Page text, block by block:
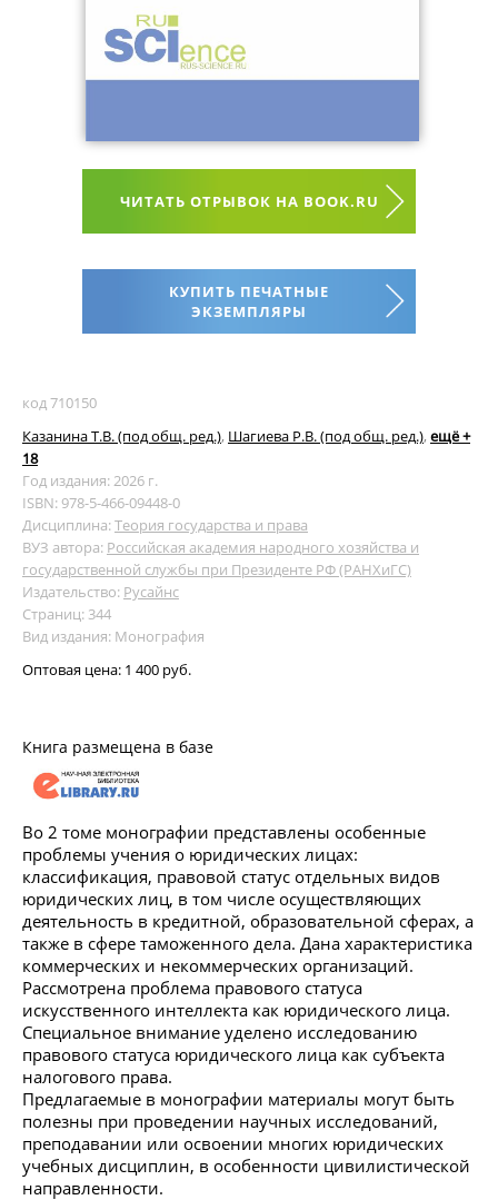
ЧИТАТЬ ОТРЫВОК НА BOOK.RU
КУПИТЬ ПЕЧАТНЫЕ
ЭКЗЕМПЛЯРЫ
код 710150
Казанина Т.В. (под общ. ред.), Шагиева Р.В. (под общ. ред.), ещё +
18
Год издания: 2026 г.
ISBN: 978-5-466-09448-0
Дисциплина:Теория государства и права
ВУЗ автора: Российская академия народного хозяйства и
государственной службы при Президенте РФ (РАНХиГС)
Издательство: Русайнс
Страниц: 344
Вид издания: Монография
Оптовая цена: 1 400 руб.
Книга размещена в базе
Во 2 томе монографии представлены особенные
проблемы учения о юридических лицах:
классификация, правовой статус отдельных видов
юридических лиц, в том числе осуществляющих
деятельность в кредитной, образовательной сферах, а
также в сфере таможенного дела. Дана характеристика
коммерческих и некоммерческих организаций.
Рассмотрена проблема правового статуса
искусственного интеллекта как юридического лица.
Специальное внимание уделено исследованию
правового статуса юридического лица как субъекта
налогового права.
Предлагаемые в монографии материалы могут быть
полезны при проведении научных исследований,
преподавании или освоении многих юридических
учебных дисциплин, в особенности цивилистической
направленности.